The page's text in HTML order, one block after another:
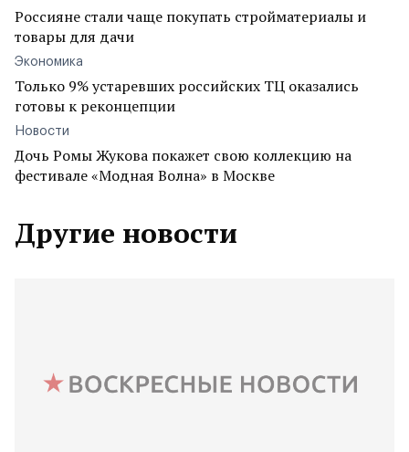
Россияне стали чаще покупать стройматериалы и
товары для дачи
Экономика
Только 9% устаревших российских ТЦ оказались
готовы к реконцепции
Новости
Дочь Ромы Жукова покажет свою коллекцию на
фестивале «Модная Волна» в Москве
Другие новости